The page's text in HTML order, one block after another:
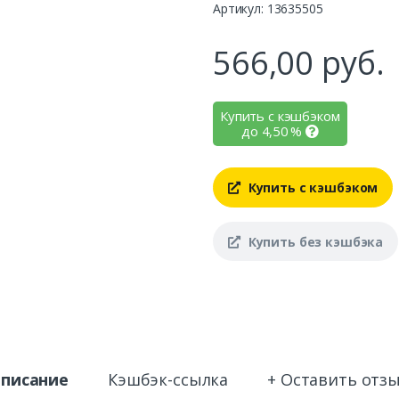
Артикул: 13635505
566,00 руб.
Купить с кэшбэком
до 4,50%
Купить с кэшбэком
Купить без кэшбэка
Кэшбэк-ссылка + Оставить